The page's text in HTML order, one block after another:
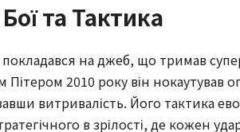
та Тактика
на джеб, що тримав
2010 року він нокаутував
витривалість. Його тактика
в зрілості, де кожен